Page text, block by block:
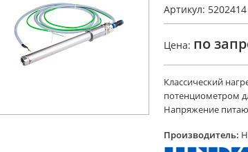
Артикул: 5202414
Цена: по
Классический
потенциометром
Напряжение
Производитель: